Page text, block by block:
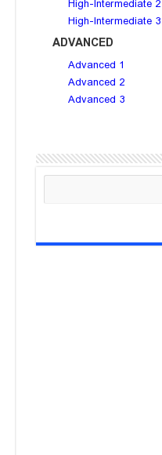
High-Intermediate 2
High-Intermediate 3
ADVANCED
Advanced 1
Advanced 2
Advanced 3